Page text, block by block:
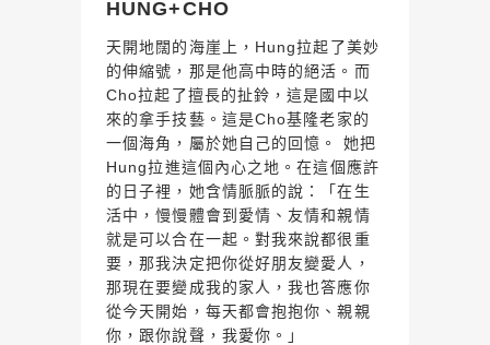
HUNG+CHO
天開地闊的海崖上，Hung拉起了美妙
的伸縮號，那是他高中時的絕活。而
Cho拉起了擅長的扯鈴，這是國中以
來的拿手技藝。這是Cho基隆老家的
一個海角，屬於她自己的回憶。 她把
Hung拉進這個內心之地。在這個應許
的日子裡，她含情脈脈的說：「在生
活中，慢慢體會到愛情、友情和親情
就是可以合在一起。對我來說都很重
要，那我決定把你從好朋友變愛人，
那現在要變成我的家人，我也答應你
從今天開始，每天都會抱抱你、親親
你，跟你說聲，我愛你。」